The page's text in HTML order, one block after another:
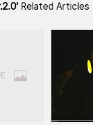
Related Articles